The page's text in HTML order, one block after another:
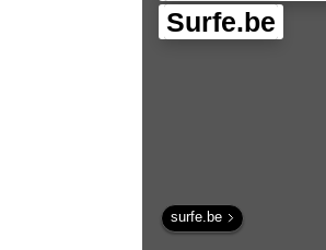
Surfe.be
surfe.be